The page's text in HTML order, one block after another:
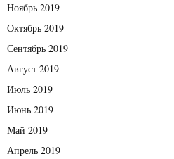
Ноябрь 2019
Октябрь 2019
Сентябрь 2019
Август 2019
Июль 2019
Июнь 2019
Май 2019
Апрель 2019